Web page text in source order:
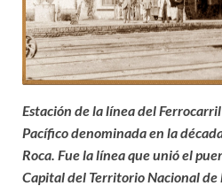
Estación de la línea del
Pacífico denominada en la
Roca. Fue la línea que unió el
Capital del Territorio Nacional de